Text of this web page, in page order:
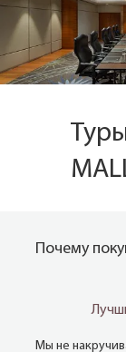
Почему
Мы не